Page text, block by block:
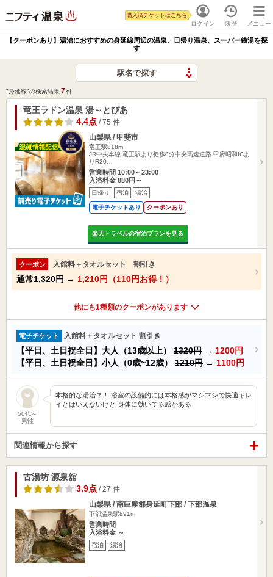
ログイン
購入済チケットはこちら
履歴 メニュー
【クーポンあり】湯治におすすめの身延線周辺の温泉、日帰り温泉、スーパー銭湯を探
す
駅名で探す
"身延線"の検索結果7件
竜王ラドン温泉 湯～とぴあ
4.4点 / 75 件
山梨県 / 甲斐市
竜王駅818m
JR中央本線 竜王駅より徒歩8分中央高速道路 甲府昭和ICよ
りR20…
営業時間 10:00～23:00
入浴料金 880円～
日帰り 宿泊 湯治
電子チケットあり クーポンあり
楽天トラベルの宿泊プランを見る
クーポン 入館料＋タオルセット 割引き
通常1,320円 → 1,210円（110円お得！）
他にも1種類のクーポンがあります
電子チケット 入館料＋タオルセット 割引き
【平日、土日祝全日】大人（13歳以上） 1320円 → 1200円
【平日、土日祝全日】小人（0歳~12歳） 1210円 → 1100円
50代～
男性
本格的な湯治？！ 浴室の設備的には本格感がマシマシで快適キレ
イとはいえないけど 身体に効いてる感がある
関連情報から探す
古湯坊 源泉舘
3.9点 / 27 件
山梨県 / 南巨摩郡身延町下部 / 下部温泉
下部温泉駅891m
営業時間
入浴料金 ～
宿泊 湯治